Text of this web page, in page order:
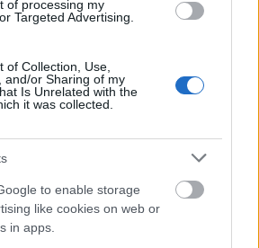
of processing my
Targeted Advertising.
of Collection, Use,
and/or Sharing of my
Is Unrelated with the
it was collected.
to enable storage
like cookies on web or
in apps.